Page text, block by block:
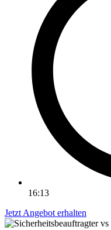
16:13
Jetzt Angebot erhalten